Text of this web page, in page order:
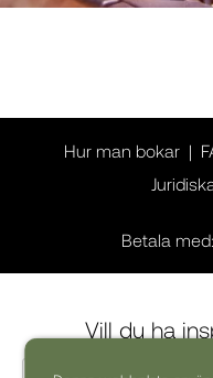
Hur man bokar
Betala med:
Vill du ha